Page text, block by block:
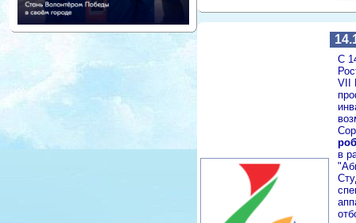
С
VII
в